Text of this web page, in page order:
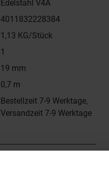
Edelstahl V4A
4011832228384
1,13 KG/Stück
1
19 mm
0,7 m
Bestellzeit 7-9 Werktage,
Versandzeit 7-9 Werktage